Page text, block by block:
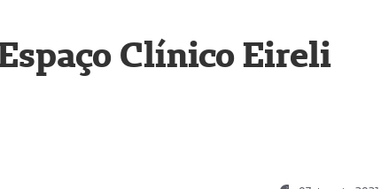
Clínico Eireli